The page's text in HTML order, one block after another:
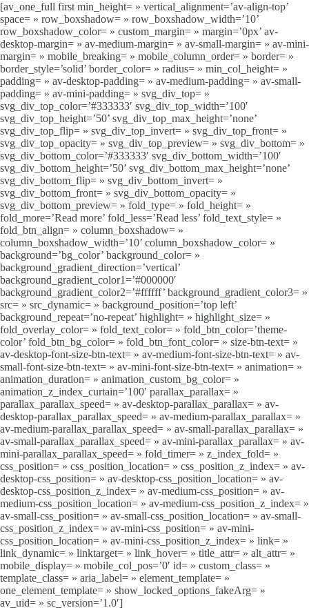
[av_one_full first min_height= » vertical_alignment=’av-align-top’
space= » row_boxshadow= » row_boxshadow_width=’10’
row_boxshadow_color= » custom_margin= » margin=’0px’ av-
desktop-margin= » av-medium-margin= » av-small-margin= » av-mini-
margin= » mobile_breaking= » mobile_column_order= » border= »
border_style=’solid’ border_color= » radius= » min_col_height= »
padding= » av-desktop-padding= » av-medium-padding= » av-small-
padding= » av-mini-padding= » svg_div_top= »
svg_div_top_color=’#333333′ svg_div_top_width=’100′
svg_div_top_height=’50’ svg_div_top_max_height=’none’
svg_div_top_flip= » svg_div_top_invert= » svg_div_top_front= »
svg_div_top_opacity= » svg_div_top_preview= » svg_div_bottom= »
svg_div_bottom_color=’#333333′ svg_div_bottom_width=’100′
svg_div_bottom_height=’50’ svg_div_bottom_max_height=’none’
svg_div_bottom_flip= » svg_div_bottom_invert= »
svg_div_bottom_front= » svg_div_bottom_opacity= »
svg_div_bottom_preview= » fold_type= » fold_height= »
fold_more=’Read more’ fold_less=’Read less’ fold_text_style= »
fold_btn_align= » column_boxshadow= »
column_boxshadow_width=’10’ column_boxshadow_color= »
background=’bg_color’ background_color= »
background_gradient_direction=’vertical’
background_gradient_color1=’#000000′
background_gradient_color2=’#ffffff’ background_gradient_color3= »
src= » src_dynamic= » background_position=’top left’
background_repeat=’no-repeat’ highlight= » highlight_size= »
fold_overlay_color= » fold_text_color= » fold_btn_color=’theme-
color’ fold_btn_bg_color= » fold_btn_font_color= » size-btn-text= »
av-desktop-font-size-btn-text= » av-medium-font-size-btn-text= » av-
small-font-size-btn-text= » av-mini-font-size-btn-text= » animation= »
animation_duration= » animation_custom_bg_color= »
animation_z_index_curtain=’100′ parallax_parallax= »
parallax_parallax_speed= » av-desktop-parallax_parallax= » av-
desktop-parallax_parallax_speed= » av-medium-parallax_parallax= »
av-medium-parallax_parallax_speed= » av-small-parallax_parallax= »
av-small-parallax_parallax_speed= » av-mini-parallax_parallax= » av-
mini-parallax_parallax_speed= » fold_timer= » z_index_fold= »
css_position= » css_position_location= » css_position_z_index= » av-
desktop-css_position= » av-desktop-css_position_location= » av-
desktop-css_position_z_index= » av-medium-css_position= » av-
medium-css_position_location= » av-medium-css_position_z_index= »
av-small-css_position= » av-small-css_position_location= » av-small-
css_position_z_index= » av-mini-css_position= » av-mini-
css_position_location= » av-mini-css_position_z_index= » link= »
link_dynamic= » linktarget= » link_hover= » title_attr= » alt_attr= »
mobile_display= » mobile_col_pos=’0′ id= » custom_class= »
template_class= » aria_label= » element_template= »
one_element_template= » show_locked_options_fakeArg= »
av_uid= » sc_version=’1.0′]